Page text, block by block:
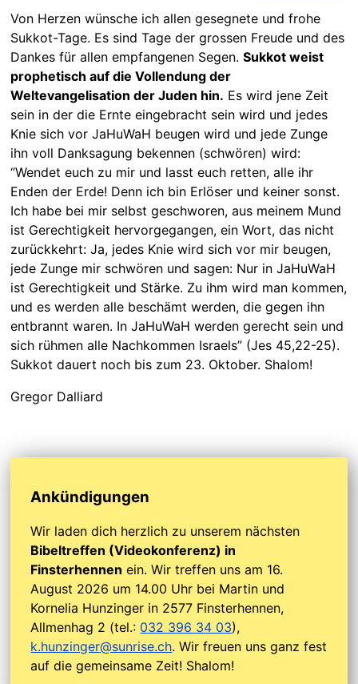
Von Herzen wünsche ich allen gesegnete und frohe
Sukkot-Tage. Es sind Tage der grossen Freude und des
Dankes für allen empfangenen Segen. Sukkot weist
prophetisch auf die Vollendung der
Weltevangelisation der Juden hin. Es wird jene Zeit
sein in der die Ernte eingebracht sein wird und jedes
Knie sich vor JaHuWaH beugen wird und jede Zunge
ihn voll Danksagung bekennen (schwören) wird:
“Wendet euch zu mir und lasst euch retten, alle ihr
Enden der Erde! Denn ich bin Erlöser und keiner sonst.
Ich habe bei mir selbst geschworen, aus meinem Mund
ist Gerechtigkeit hervorgegangen, ein Wort, das nicht
zurückkehrt: Ja, jedes Knie wird sich vor mir beugen,
jede Zunge mir schwören und sagen: Nur in JaHuWaH
ist Gerechtigkeit und Stärke. Zu ihm wird man kommen,
und es werden alle beschämt werden, die gegen ihn
entbrannt waren. In JaHuWaH werden gerecht sein und
sich rühmen alle Nachkommen Israels” (Jes 45,22-25).
Sukkot dauert noch bis zum 23. Oktober. Shalom!
Gregor Dalliard
Ankündigungen
Wir laden dich herzlich zu unserem nächsten
Bibeltreffen (Videokonferenz) in
Finsterhennen ein. Wir treffen uns am 16.
August 2026 um 14.00 Uhr bei Martin und
Kornelia Hunzinger in 2577 Finsterhennen,
Allmenhag 2 (tel.: 032 396 34 03),
k.hunzinger@sunrise.ch. Wir freuen uns ganz fest
auf die gemeinsame Zeit! Shalom!